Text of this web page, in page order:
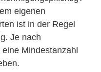
eigenen
ist in der Regel
Je nach
Mindestanzahl